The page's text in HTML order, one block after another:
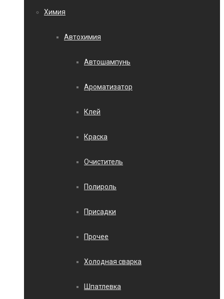
Химия
Автохимия
Автошампунь
Ароматизатор
Клей
Краска
Очиститель
Полироль
Присадки
Прочее
Холодная сварка
Шпатлевка